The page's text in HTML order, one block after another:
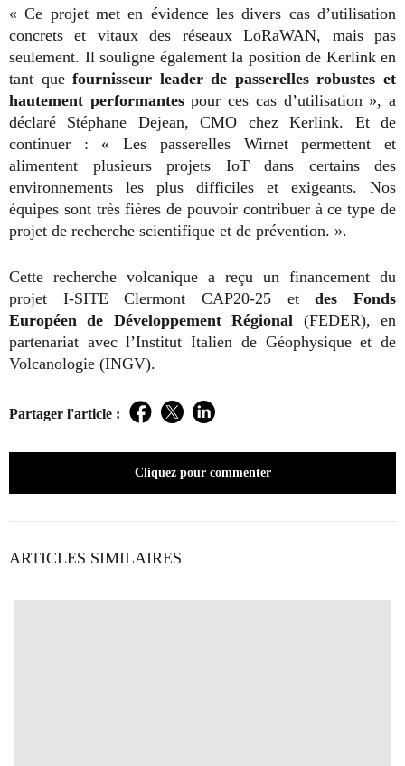
« Ce projet met en évidence les divers cas d’utilisation
concrets et vitaux des réseaux LoRaWAN, mais pas
seulement. Il souligne également la position de Kerlink en
tant quefournisseur leader de passerelles robustes et
hautement performantespour ces cas d’utilisation », a
déclaré Stéphane Dejean, CMO chez Kerlink. Et de
continuer : « Les passerelles Wirnet permettent et
alimentent plusieurs projets IoT dans certains des
environnements les plus difficiles et exigeants. Nos
équipes sont très fières de pouvoir contribuer à ce type de
projet de recherche scientifique et de prévention. ».
Cette recherche volcanique a reçu un financement du
projet I-SITE Clermont CAP20-25 etdes Fonds
Européen de Développement Régional (FEDER), en
partenariat avec l’Institut Italien de Géophysique et de
Volcanologie (INGV).
Partager l'article : Facebook
TwitterLinkedIn
Cliquez pour commenter
ARTICLES SIMILAIRES